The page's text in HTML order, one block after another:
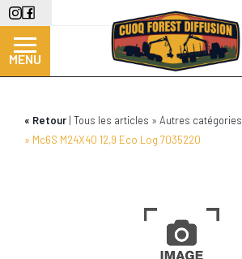
Aller
au
contenu
principal
MENU
Retour Tous les articles Autres catégories
Mc6S M24X40 12,9 Eco Log 7035220